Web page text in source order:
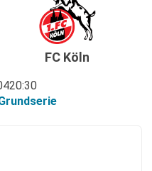
20:30
FC Köln